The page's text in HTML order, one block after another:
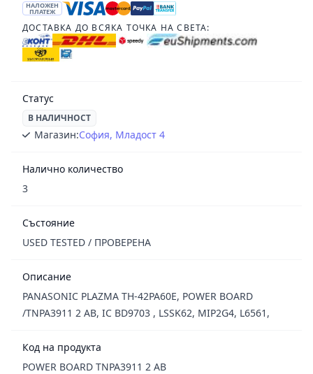
НАЛОЖЕН
ПЛАТЕЖ
ДОСТАВКА ДО ВСЯКА ТОЧКА НА СВЕТА:
Статус
В НАЛИЧНОСТ
Магазин:София, Младост 4
Налично количество
3
Състояние
USED TESTED / ПРОВЕРЕНА
Описание
PANASONIC PLAZMA TH-42PA60E, POWER BOARD
/TNPA3911 2 AB, IC BD9703 , LSSK62, MIP2G4, L6561,
Код на продукта
POWER BOARD TNPA3911 2 AB